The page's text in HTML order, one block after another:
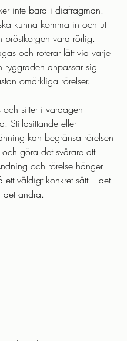
inte bara i diafragman.
kunna komma in och ut
bröstkorgen vara rörlig.
och roterar lätt vid varje
ryggraden anpassar sig
omärkliga rörelser.
och sitter i vardagen
Stillasittande eller
kan begränsa rörelsen
göra det svårare att
och rörelse hänger
ett väldigt konkret sätt – det
det andra.